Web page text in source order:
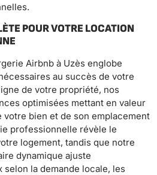
POUR VOTRE LOCATION
Airbnb à Uzès englobe
au succès de votre
de votre propriété, nos
optimisées mettant en valeur
bien et de son emplacement
professionnelle révèle le
logement, tandis que notre
dynamique ajuste
la demande locale, les